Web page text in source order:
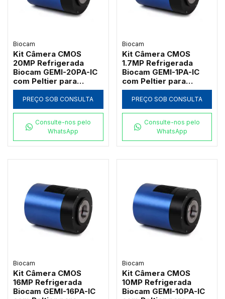
Biocam
Kit Câmera CMOS
20MP Refrigerada
Biocam GEMI-20PA-IC
com Peltier para
Fluorescência
PREÇO SOB CONSULTA
Consulte-nos pelo
WhatsApp
Biocam
Kit Câmera CMOS
1.7MP Refrigerada
Biocam GEMI-1PA-IC
com Peltier para
Fluorescência
PREÇO SOB CONSULTA
Consulte-nos pelo
WhatsApp
Biocam
Kit Câmera CMOS
16MP Refrigerada
Biocam GEMI-16PA-IC
Biocam
Kit Câmera CMOS
10MP Refrigerada
Biocam GEMI-10PA-IC